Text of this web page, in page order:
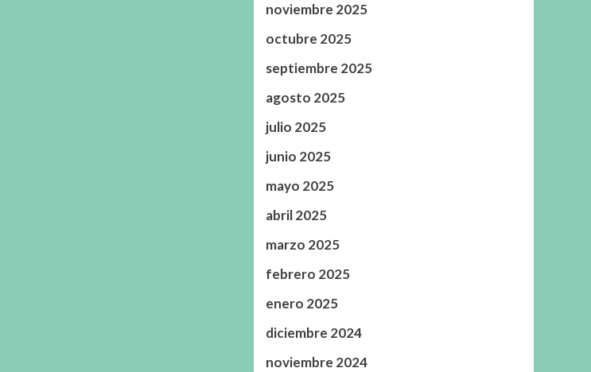
noviembre 2025
octubre 2025
septiembre 2025
agosto 2025
julio 2025
junio 2025
mayo 2025
abril 2025
marzo 2025
febrero 2025
enero 2025
diciembre 2024
noviembre 2024